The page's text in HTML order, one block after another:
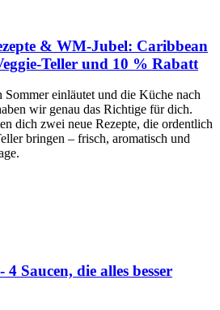
& WM-Jubel: Caribbean
Teller und 10 % Rabatt
Sommer einläutet und die Küche nach
wir genau das Richtige für dich.
dich zwei neue Rezepte, die ordentlich
bringen – frisch, aromatisch und
4 Saucen, die alles besser